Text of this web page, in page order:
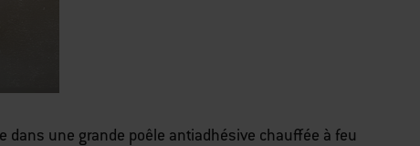
dans une grande poêle antiadhésive chauffée à feu